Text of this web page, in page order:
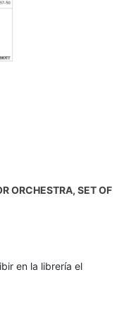
ORCHESTRA, SET OF
en la librería el